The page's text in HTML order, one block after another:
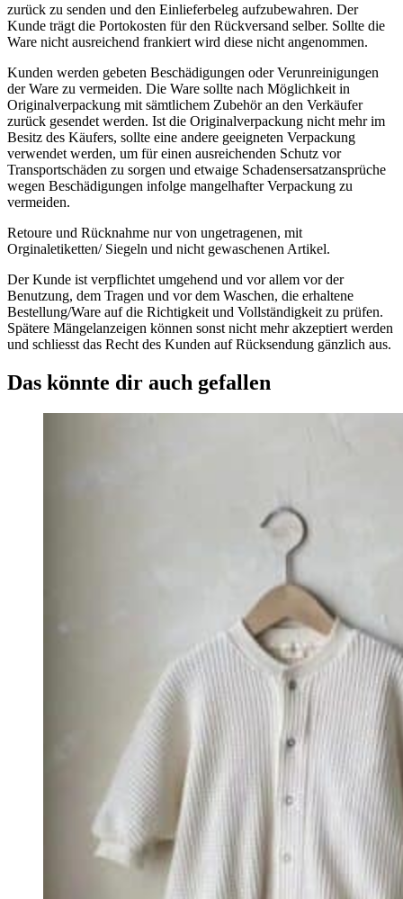
zurück zu senden und den Einlieferbeleg aufzubewahren. Der
Kunde trägt die Portokosten für den Rückversand selber. Sollte die
Ware nicht ausreichend frankiert wird diese nicht angenommen.
Kunden werden gebeten Beschädigungen oder Verunreinigungen
der Ware zu vermeiden. Die Ware sollte nach Möglichkeit in
Originalverpackung mit sämtlichem Zubehör an den Verkäufer
zurück gesendet werden. Ist die Originalverpackung nicht mehr im
Besitz des Käufers, sollte eine andere geeigneten Verpackung
verwendet werden, um für einen ausreichenden Schutz vor
Transportschäden zu sorgen und etwaige Schadensersatzansprüche
wegen Beschädigungen infolge mangelhafter Verpackung zu
vermeiden.
Retoure und Rücknahme nur von ungetragenen, mit
Orginaletiketten/ Siegeln und nicht gewaschenen Artikel.
Der Kunde ist verpflichtet umgehend und vor allem vor der
Benutzung, dem Tragen und vor dem Waschen, die erhaltene
Bestellung/Ware auf die Richtigkeit und Vollständigkeit zu prüfen.
Spätere Mängelanzeigen können sonst nicht mehr akzeptiert werden
und schliesst das Recht des Kunden auf Rücksendung gänzlich aus.
Das könnte dir auch gefallen